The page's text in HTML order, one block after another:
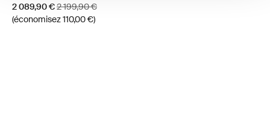
Prix de vente
2 089,90 €Prix d’origine
2 199,90 €
(économisez 110,00 €)